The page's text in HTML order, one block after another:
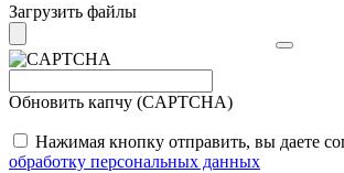
Загрузить файлы
Обновить капчу (CAPTCHA)
Нажимая кнопку отправить, вы даете
обработку персональных данных